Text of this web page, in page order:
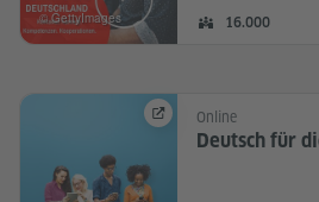
Mitglieder:
16.000
© GettyImages
Online
Deutsch für